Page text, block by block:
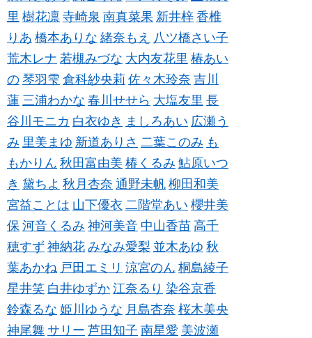
里 樹花凛 寺崎泉 南真菜果 新井梓 香椎
りあ 橋本ありな 緒奈もえ 八ツ橋さい子
荒木レナ 若槻みづな 大内友花里 椿あい
の 琴羽雫 倉科紗央莉 佐々木玲奈 吉川
蓮 三浦わかな 春川せせら 大塩友里 長
谷川モニカ 白衣ゆき ましろあい 広瀬う
み 里美まゆ 新道ありさ 二葉このみ も
もかりん 秋田富由美 椿くるみ 鮎原いつ
き 黛ちよ 秋月杏奈 通野未帆 柳田和美
宮益ことは 山下優衣 二階堂あい 櫻井美
保 河音くるみ 神河美音 中山香苗 高千
穂すず 神納花 みなみ愛梨 並木あゆ 秋
葉あかね 戸田エミリ 涼宮のん 桐島綾子
星井笑 白井ゆずか 江奈るり 染谷京香
鈴森るな 姫川ゆうな 月島杏奈 桜木美央
神尾舞 サリー 芦田知子 南星愛 美波瀬